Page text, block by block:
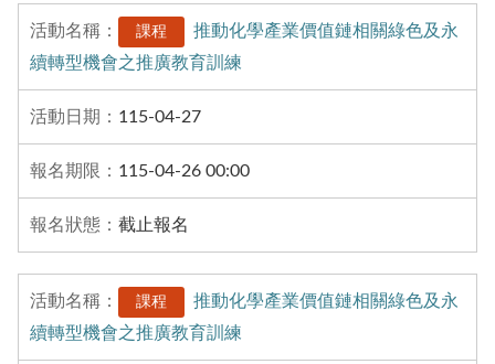
課程
推動化學產業價值鏈相關綠色及永
續轉型機會之推廣教育訓練
115-04-27
115-04-26 00:00
截止報名
課程
推動化學產業價值鏈相關綠色及永
續轉型機會之推廣教育訓練